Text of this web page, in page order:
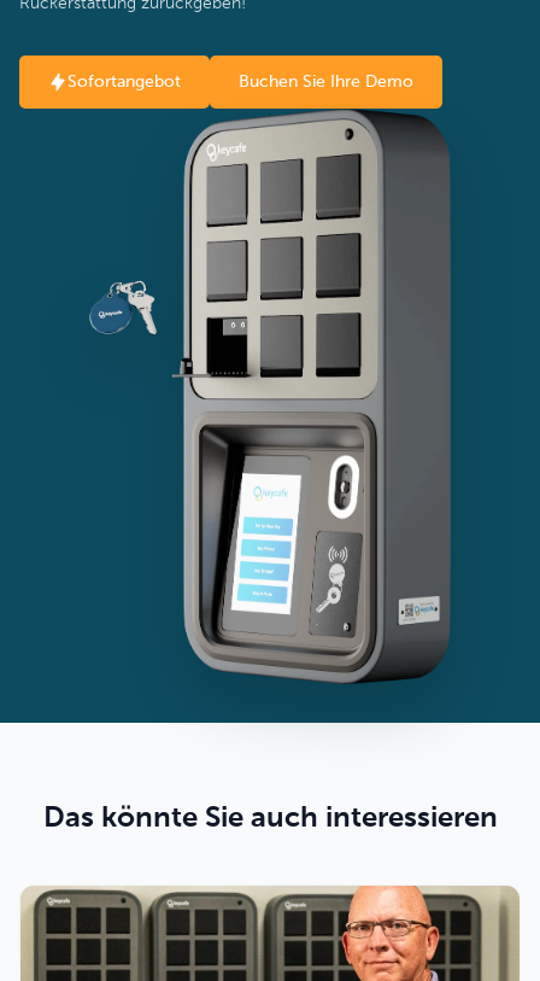
Rückerstattung zurückgeben!
Sofortangebot Buchen Sie Ihre Demo
Das könnte Sie auch interessieren